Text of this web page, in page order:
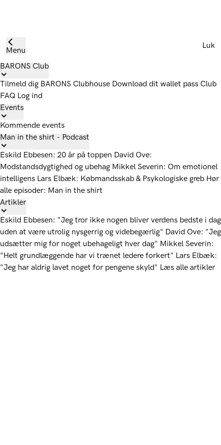
Menu
Luk
BARONS Club
Tilmeld dig BARONS Clubhouse Download dit wallet pass Club
FAQ Log ind
Events
Kommende events
Man in the shirt - Podcast
Eskild Ebbesen: 20 år på toppen David Ove:
Modstandsdygtighed og ubehag Mikkel Severin: Om emotionel
intelligens Lars Elbæk: Købmandsskab & Psykologiske greb Hør
alle episoder: Man in the shirt
Artikler
Eskild Ebbesen: "Jeg tror ikke nogen bliver verdens bedste i dag
uden at være utrolig nysgerrig og videbegærlig" David Ove: "Jeg
udsætter mig for noget ubehageligt hver dag" Mikkel Severin:
"Helt grundlæggende har vi trænet ledere forkert" Lars Elbæk:
"Jeg har aldrig lavet noget for pengene skyld" Læs alle artikler